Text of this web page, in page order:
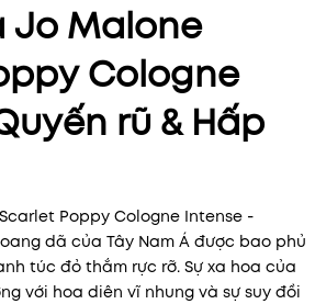
Jo Malone
Cologne
rũ & Hấp
Poppy Cologne Intense -
dã của Tây Nam Á được bao phủ
túc đỏ thắm rực rỡ. Sự xa hoa của
với hoa diên vĩ nhung và sự suy đồi